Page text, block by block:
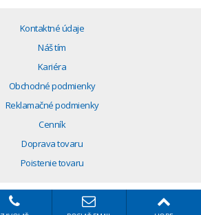
Kontaktné údaje
Náš tím
Kariéra
Obchodné podmienky
Reklamačné podmienky
Cenník
Doprava tovaru
Poistenie tovaru